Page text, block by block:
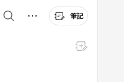
筆記